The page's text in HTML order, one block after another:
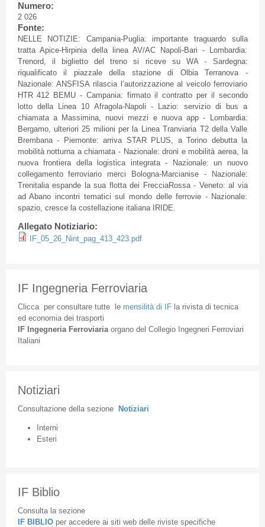
Numero:
2 026
Fonte:
NELLE NOTIZIE: Campania-Puglia: importante traguardo sulla
tratta Apice-Hirpinia della linea AV/AC Napoli-Bari - Lombardia:
Trenord, il biglietto del treno si riceve su WA - Sardegna:
riqualificato il piazzale della stazione di Olbia Terranova -
Nazionale: ANSFISA rilascia l’autorizzazione al veicolo ferroviario
HTR 412 BEMU - Campania: firmato il contratto per il secondo
lotto della Linea 10 Afragola-Napoli - Lazio: servizio di bus a
chiamata a Massimina, nuovi mezzi e nuova app - Lombardia:
Bergamo, ulteriori 25 milioni per la Linea Tranviaria T2 della Valle
Brembana - Piemonte: arriva STAR PLUS, a Torino debutta la
mobilità notturna a chiamata - Nazionale: droni e mobilità aerea, la
nuova frontiera della logistica integrata - Nazionale: un nuovo
collegamento ferroviario merci Bologna-Marcianise - Nazionale:
Trenitalia espande la sua flotta dei FrecciaRossa - Veneto: al via
ad Abano incontri tematici sul mondo delle ferrovie - Nazionale:
spazio, cresce la costellazione italiana IRIDE.
Allegato Notiziario:
IF_05_26_Nint_pag_413_423.pdf
IF Ingegneria Ferroviaria
Cliccaper consultare tuttele mensilità di IFla rivista di tecnica
ed economia dei trasporti
IF Ingegneria Ferroviaria organodel Collegio Ingegneri Ferroviari
Italiani
Notiziari
Consultazione della sezione Notiziari
Interni
Esteri
IF Biblio
Consulta la sezione
IF BIBLIO per accedere ai siti web delle riviste specifiche